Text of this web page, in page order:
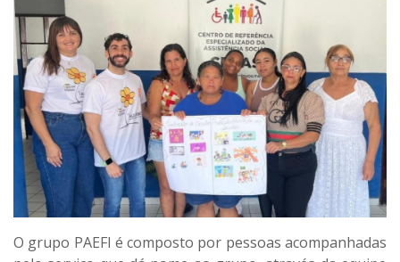
O grupo PAEFI é composto por pessoas acompanhadas